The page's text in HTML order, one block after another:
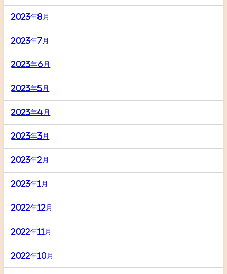
2023年8月
2023年7月
2023年6月
2023年5月
2023年4月
2023年3月
2023年2月
2023年1月
2022年12月
2022年11月
2022年10月